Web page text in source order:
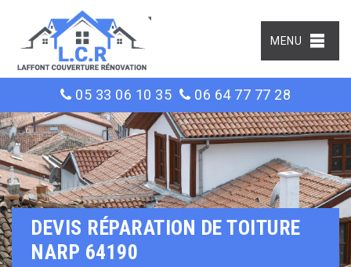
MENU
05 33 06 10 35 06 64 77 77 28
DEVIS RÉPARATION DE TOITURE
NARP 64190